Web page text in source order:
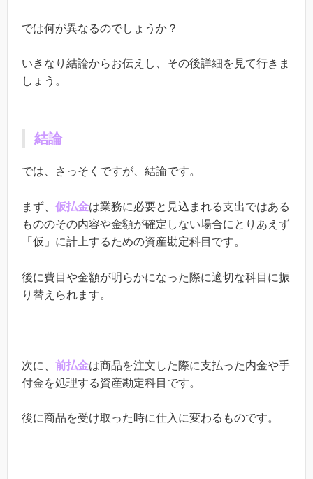
では何が異なるのでしょうか？
いきなり結論からお伝えし、その後詳細を見て行きま
しょう。
結論
では、さっそくですが、結論です。
まず、 仮払金は業務に必要と見込まれる支出ではある
もののその内容や金額が確定しない場合にとりあえず
「仮」に計上するための資産勘定科目です。
後に費目や金額が明らかになった際に適切な科目に振
り替えられます。
次に、 前払金は商品を注文した際に支払った内金や手
付金を処理する資産勘定科目です。
後に商品を受け取った時に仕入に変わるものです。